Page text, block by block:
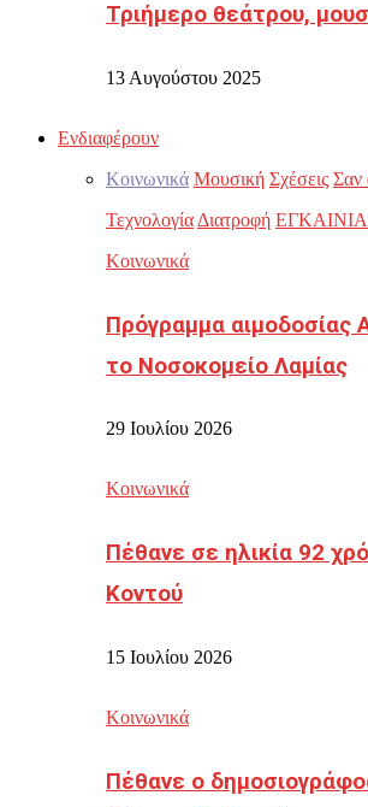
Τριήμερο θεάτρου,
13 Αυγούστου 2025
Ενδιαφέρουν
Κοινωνικά Μουσική Σχέσεις
Τεχνολογία Διατροφή
Κοινωνικά
Πρόγραμμα αιμοδοσίας
το Νοσοκομείο Λαμίας
29 Ιουλίου 2026
Κοινωνικά
Πέθανε σε ηλικία 92
Κοντού
15 Ιουλίου 2026
Κοινωνικά
Πέθανε ο